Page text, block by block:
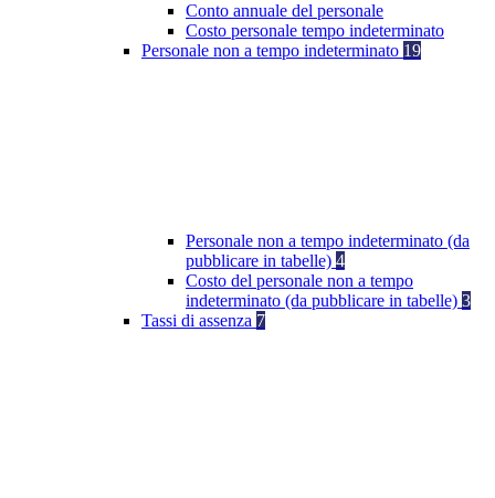
Conto annuale del personale
Costo personale tempo indeterminato
Personale non a tempo indeterminato 19
Personale non a tempo indeterminato (da
pubblicare in tabelle) 4
Costo del personale non a tempo
indeterminato (da pubblicare in tabelle) 3
Tassi di assenza 7